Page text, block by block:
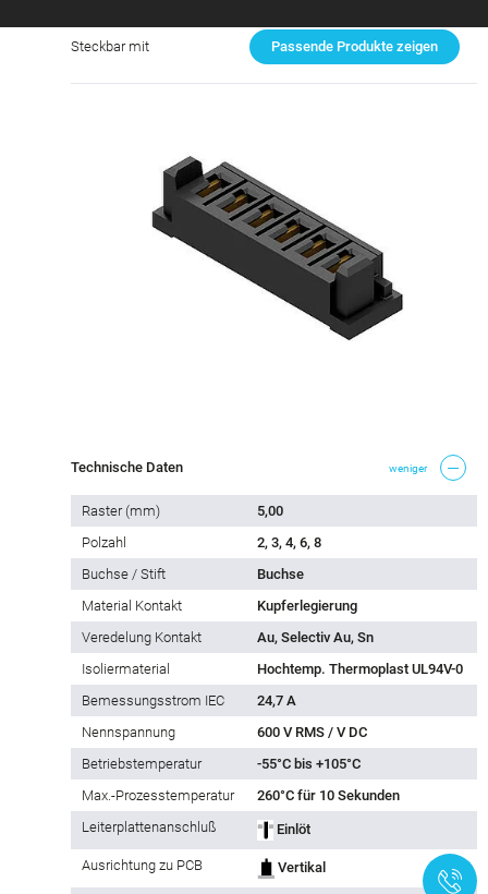
Steckbar mit Passende Produkte zeigen
Technische Daten weniger
Raster (mm)
5,00
Polzahl
2, 3, 4, 6, 8
Buchse / Stift
Buchse
Material Kontakt
Kupferlegierung
Veredelung Kontakt
Au, Selectiv Au, Sn
Isoliermaterial
Hochtemp. Thermoplast UL94V-0
Bemessungsstrom IEC
24,7 A
Nennspannung
600 V RMS / V DC
Betriebstemperatur
-55°C bis +105°C
Max.-Prozesstemperatur
260°C für 10 Sekunden
Leiterplattenanschluß
Einlöt
Ausrichtung zu PCB Vertikal